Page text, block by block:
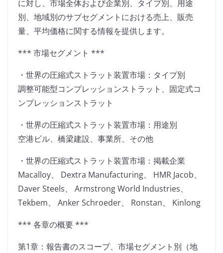
に対し、市場全体および企業別、タイプ別、用途
別、地域別のサブセグメントにおける売上、販売
量、平均価格に関する情報を提供します。
*** 市場セグメント ***
・世界の圧縮式ストラット装置市場：タイプ別
調整可能型コンプレッションストラット、固定式コ
ンプレッションストラット
・世界の圧縮式ストラット装置市場：用途別
空港ビル、橋梁建設、事業所、その他
・世界の圧縮式ストラット装置市場：掲載企業
Macalloy、 Dextra Manufacturing、 HMR Jacob、
Daver Steels、 Armstrong World Industries、
Tekbem、 Anker Schroeder、 Ronstan、 Kinlong
*** 各章の概要 ***
第1章：報告書のスコープ、市場セグメント別（地